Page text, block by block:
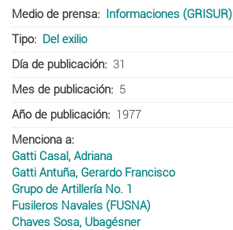
Medio de prensa
Informaciones (GRISUR)
Tipo
Del exilio
Día de publicación
31
Mes de publicación
5
Año de publicación
1977
Menciona a
Gatti Casal, Adriana
Gatti Antuña, Gerardo Francisco
Grupo de Artillería No. 1
Fusileros Navales (FUSNA)
Chaves Sosa, Ubagésner